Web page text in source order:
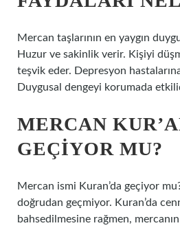
Mercan taşlarının en yaygın
Huzur ve sakinlik verir. Kişiyi
teşvik eder. Depresyon
Duygusal dengeyi korumada
MERCAN
GEÇIYOR MU?
Mercan ismi Kuran’da geçiyor
doğrudan geçmiyor. Kuran’da
bahsedilmesine rağmen,